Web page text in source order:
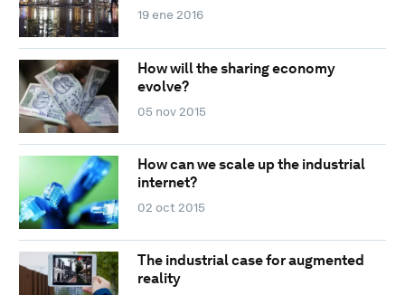
19 ene 2016
How will the sharing economy
evolve?
05 nov 2015
How can we scale up the industrial
internet?
02 oct 2015
The industrial case for augmented
reality